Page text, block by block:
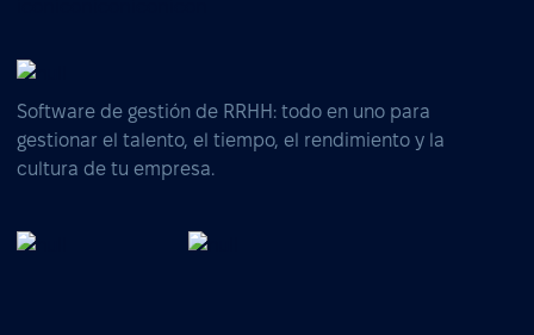
Software de gestión de RRHH: todo en uno para
gestionar el talento, el tiempo, el rendimiento y la
cultura de tu empresa.